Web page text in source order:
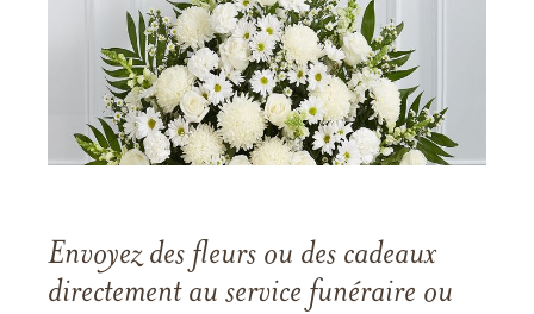
Envoyez des fleurs ou des cadeaux
directement au service funéraire ou